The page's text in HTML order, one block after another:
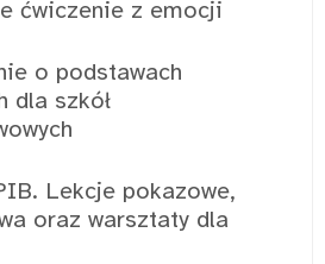
ćwiczenie z emocji
o podstawach
dla szkół
Lekcje pokazowe,
oraz warsztaty dla